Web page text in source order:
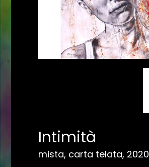
Intimità
mista, carta telata, 2020